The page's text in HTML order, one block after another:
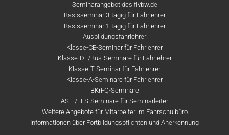
Seminarangebot des flvbw.de
Basisseminar 3-tägig für Fahrlehrer
Basisseminar 1-tägig für Fahrlehrer
Ausbildungsfahrlehrer
Klasse-CE-Seminar für Fahrlehrer
Klasse-DE/Bus-Seminare für Fahrlehrer
Klasse-T-Seminar für Fahrlehrer
Klasse-A-Seminare für Fahrlehrer
BKrFQ-Seminare
ASF-/FES-Seminare für Seminarleiter
Weitere Angebote für Mitarbeiter im Fahrschulbüro
Informationen über Fortbildungspflichten und Anerkennung